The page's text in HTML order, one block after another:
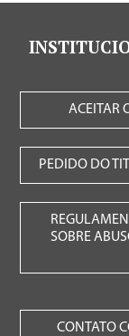
ACEITAR
PEDIDO DO
SOBRE
CONTATO